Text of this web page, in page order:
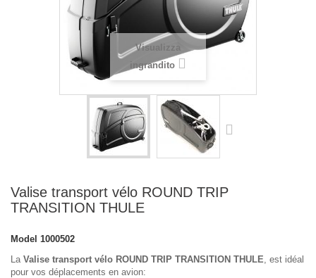
Visualizza
ingrandito
Valise transport vélo ROUND TRIP
TRANSITION THULE
Model 1000502
La Valise transport vélo ROUND TRIP TRANSITION THULE, est idéal
pour vos déplacements en avion: